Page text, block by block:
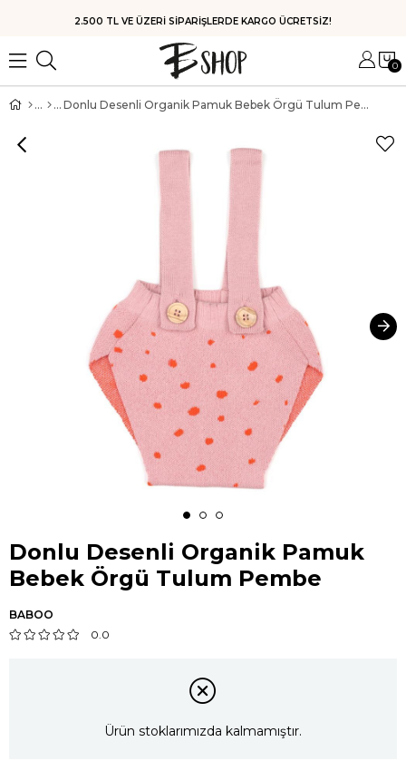
HIZLI KARGO
0
Donlu Desenli Organik Pamuk Bebek Örgü Tulum Pembe
Donlu Desenli Organik Pamuk
Bebek Örgü Tulum Pembe
BABOO
0.0
Ürün stoklarımızda kalmamıştır.